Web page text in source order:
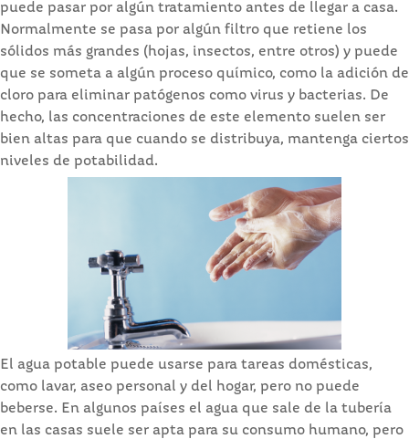
puede pasar por algún tratamiento antes de llegar a casa.
Normalmente se pasa por algún filtro que retiene los
sólidos más grandes (hojas, insectos, entre otros) y puede
que se someta a algún proceso químico, como la adición de
cloro para eliminar patógenos como virus y bacterias. De
hecho, las concentraciones de este elemento suelen ser
bien altas para que cuando se distribuya, mantenga ciertos
niveles de potabilidad.
El agua potable puede usarse para tareas domésticas,
como lavar, aseo personal y del hogar, pero no puede
beberse. En algunos países el agua que sale de la tubería
en las casas suele ser apta para su consumo humano, pero